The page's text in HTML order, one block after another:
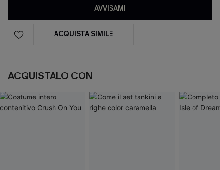
AVVISAMI
ACQUISTA SIMILE
ACQUISTALO CON